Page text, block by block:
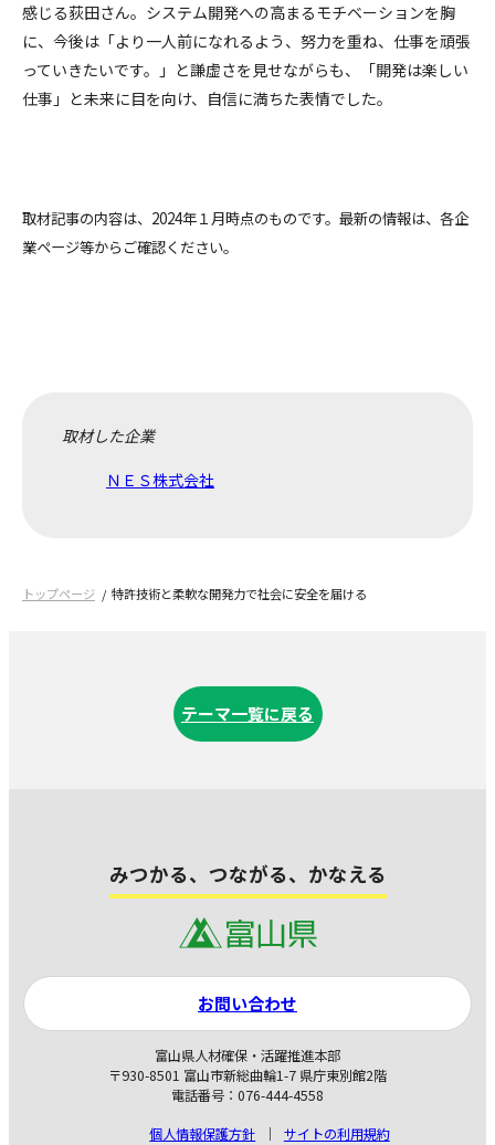
感じる荻田さん。システム開発への高まるモチベーションを胸
に、今後は「より一人前になれるよう、努力を重ね、仕事を頑張
っていきたいです。」と謙虚さを見せながらも、「開発は楽しい
仕事」と未来に目を向け、自信に満ちた表情でした。
取材記事の内容は、2024年１月時点のものです。最新の情報は、各企
業ページ等からご確認ください。
取材した企業
ＮＥＳ株式会社
トップページ 特許技術と柔軟な開発力で社会に安全を届ける
テーマ一覧に戻る
みつかる、つながる、かなえる
富山県人材確保・活躍推進本部
〒930-8501 富山市新総曲輪1-7 県庁東別館2階
電話番号：076-444-4558
個人情報保護方針
サイトの利用規約
お問い合わせ